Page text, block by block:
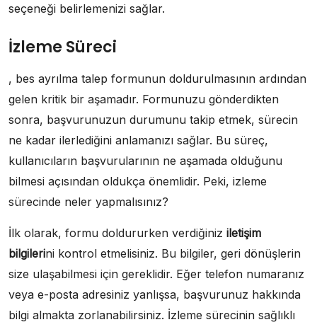
seçeneği belirlemenizi sağlar.
İzleme Süreci
, bes ayrılma talep formunun doldurulmasının ardından
gelen kritik bir aşamadır. Formunuzu gönderdikten
sonra, başvurunuzun durumunu takip etmek, sürecin
ne kadar ilerlediğini anlamanızı sağlar. Bu süreç,
kullanıcıların başvurularının ne aşamada olduğunu
bilmesi açısından oldukça önemlidir. Peki, izleme
sürecinde neler yapmalısınız?
İlk olarak, formu doldururken verdiğiniz iletişim
bilgilerini kontrol etmelisiniz. Bu bilgiler, geri dönüşlerin
size ulaşabilmesi için gereklidir. Eğer telefon numaranız
veya e-posta adresiniz yanlışsa, başvurunuz hakkında
bilgi almakta zorlanabilirsiniz. İzleme sürecinin sağlıklı